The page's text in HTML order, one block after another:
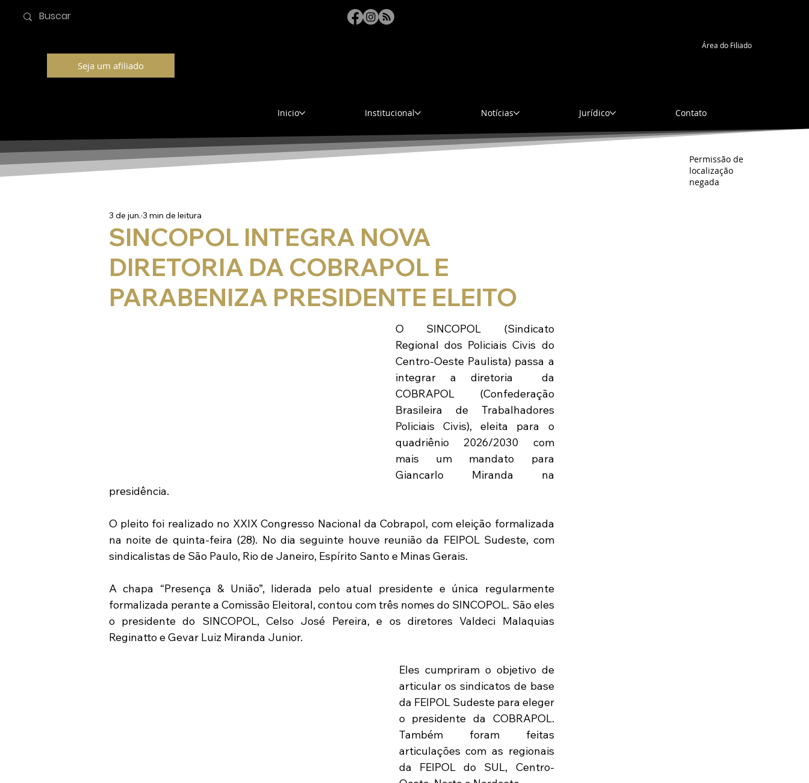
Seja um afiliado
Inicio Institucional Notícias Jurídico Contato
Área do Filiado
Permissão de
localização
negada
SINCOPOL INTEGRA NOVA
DIRETORIA DA COBRAPOL E
PARABENIZA PRESIDENTE ELEITO
3 de jun. 3 min de leitura
O SINCOPOL (Sindicato
Regional dos Policiais Civis do
Centro-Oeste Paulista) passa a
integrar a diretoria  da
COBRAPOL (Confederação
Brasileira de Trabalhadores
Policiais Civis), eleita para o
quadriênio 2026/2030 com
mais um mandato para
Giancarlo Miranda na
presidência.
O pleito foi realizado no XXIX Congresso Nacional da Cobrapol, com eleição formalizada
na noite de quinta-feira (28). No dia seguinte houve reunião da FEIPOL Sudeste, com
sindicalistas de São Paulo, Rio de Janeiro, Espírito Santo e Minas Gerais.
A chapa “Presença & União”, liderada pelo atual presidente e única regularmente
formalizada perante a Comissão Eleitoral, contou com três nomes do SINCOPOL. São eles
o presidente do SINCOPOL, Celso José Pereira, e os diretores Valdeci Malaquias
Reginatto e Gevar Luiz Miranda Junior.
Eles cumpriram o objetivo de
articular os sindicatos de base
da FEIPOL Sudeste para eleger
o presidente da COBRAPOL.
Também foram feitas
articulações com as regionais
da FEIPOL do SUL, Centro-